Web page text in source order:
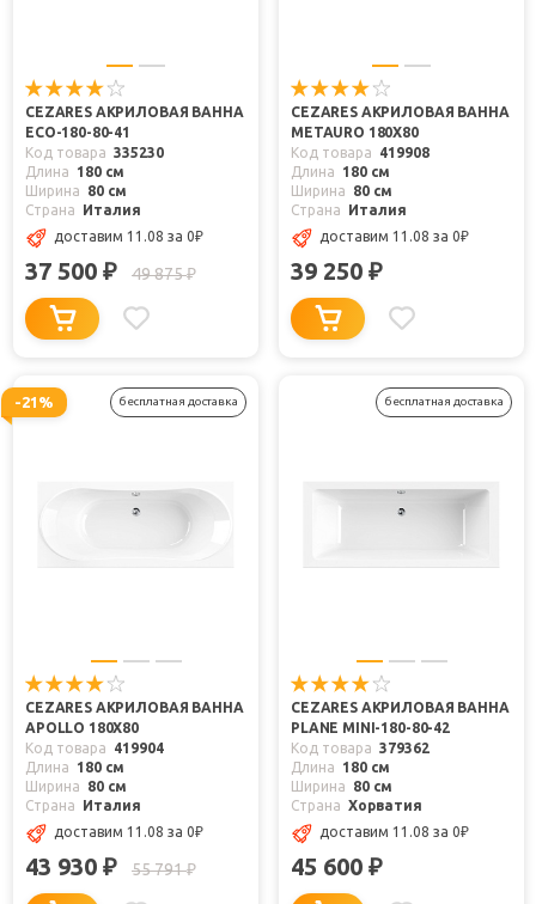
CEZARES АКРИЛОВАЯ ВАННА
ECO-180-80-41
Код товара 335230
Длина
180 см
Ширина
80 см
Страна
Италия
доставим 11.08 за 0₽
37 500 ₽ 49 875₽
CEZARES АКРИЛОВАЯ ВАННА
METAURO 180X80
Код товара
419908
Длина
180 см
Ширина
80 см
Страна
Италия
доставим 11.08 за 0₽
39 250 ₽
-21% бесплатная доставка
CEZARES АКРИЛОВАЯ ВАННА
APOLLO 180X80
Код товара
419904
Длина
180 см
Ширина
80 см
Страна
Италия
доставим 11.08 за 0₽
43 930 ₽ 55 791₽
бесплатная доставка
CEZARES АКРИЛОВАЯ ВАННА
PLANE MINI-180-80-42
Код товара 379362
Длина
180 см
Ширина
80 см
Страна Хорватия
доставим 11.08 за 0₽
45 600 ₽